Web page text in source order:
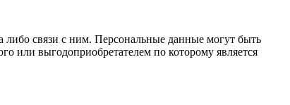
связи с ним. Персональные данные могут быть
или выгодоприобретателем по которому является